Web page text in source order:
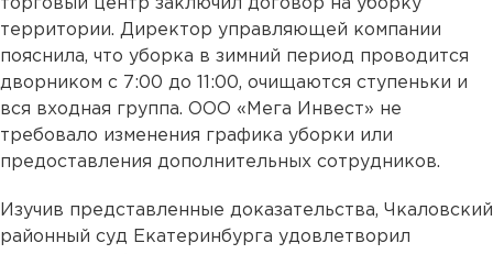
торговый центр заключил договор на уборку
территории. Директор управляющей компании
пояснила, что уборка в зимний период проводится
дворником с 7:00 до 11:00, очищаются ступеньки и
вся входная группа. ООО «Мега Инвест» не
требовало изменения графика уборки или
предоставления дополнительных сотрудников.
Изучив представленные доказательства, Чкаловский
районный суд Екатеринбурга удовлетворил